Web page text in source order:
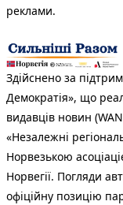
реклами.
Здійснено за
Демократія», що
видавців новин
«Незалежні
Норвезькою
Норвегії. Погляди
офіційну позицію